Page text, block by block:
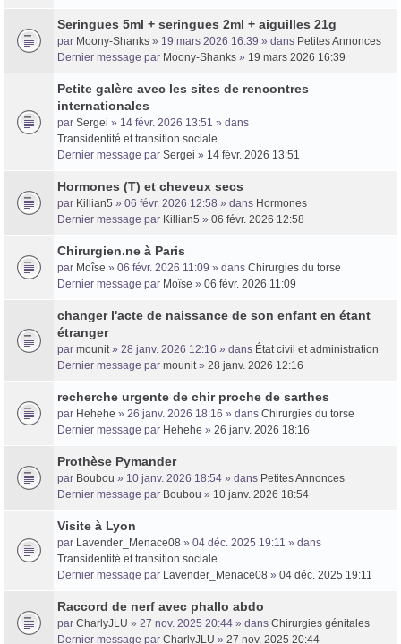
Seringues 5ml + seringues 2ml + aiguilles 21g
par Moony-Shanks » 19 mars 2026 16:39 » dans Petites Annonces
Dernier message par Moony-Shanks » 19 mars 2026 16:39
Petite galère avec les sites de rencontres
internationales
par Sergei » 14 févr. 2026 13:51 » dans
Transidentité et transition sociale
Dernier message par Sergei » 14 févr. 2026 13:51
Hormones (T) et cheveux secs
par Killian5 » 06 févr. 2026 12:58 » dans Hormones
Dernier message par Killian5 » 06 févr. 2026 12:58
Chirurgien.ne à Paris
par Moîse » 06 févr. 2026 11:09 » dans Chirurgies du torse
Dernier message par Moîse » 06 févr. 2026 11:09
changer l'acte de naissance de son enfant en étant
étranger
par mounit» 28 janv. 2026 12:16 » dans État civil et administration
Dernier message par mounit» 28 janv. 2026 12:16
recherche urgente de chir proche de sarthes
par Hehehe » 26 janv. 2026 18:16 » dans Chirurgies du torse
Dernier message par Hehehe » 26 janv. 2026 18:16
Prothèse Pymander
par Boubou » 10 janv. 2026 18:54 » dans Petites Annonces
Dernier message par Boubou » 10 janv. 2026 18:54
Visite à Lyon
par Lavender_Menace08 » 04 déc. 2025 19:11 » dans
Transidentité et transition sociale
Dernier message par Lavender_Menace08 » 04 déc. 2025 19:11
Raccord de nerf avec phallo abdo
par CharlyJLU » 27 nov. 2025 20:44 » dans Chirurgies génitales
Dernier message par CharlyJLU » 27 nov. 2025 20:44